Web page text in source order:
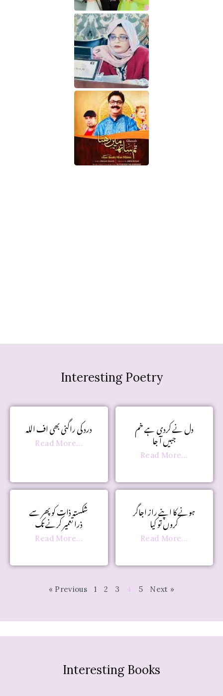
Interesting Poetry
درد کی راگنی بھی اف اللہ
Read More...
دل نے کردی ہے خم
جبیں آ جا
Read More...
شکستہ ذات کو پھر سے
ذرا تعمیر کرنے تک
Read More...
ہونے کا اپنے راز اجاگر
کروں تو کیا
Read More...
« Previous 1 2 3 4 5 Next »
Interesting Books